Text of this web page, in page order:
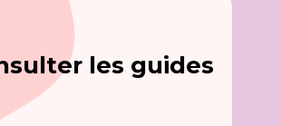
les guides